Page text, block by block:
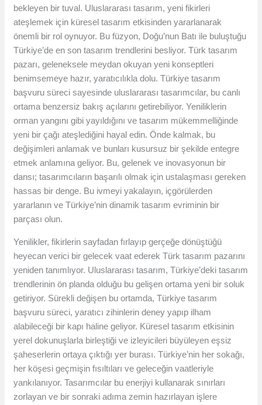
bekleyen bir tuval. Uluslararası tasarım, yeni fikirleri
ateşlemek için küresel tasarım etkisinden yararlanarak
önemli bir rol oynuyor. Bu füzyon, Doğu’nun Batı ile buluştuğu
Türkiye’de en son tasarım trendlerini besliyor. Türk tasarım
pazarı, geleneksele meydan okuyan yeni konseptleri
benimsemeye hazır, yaratıcılıkla dolu. Türkiye tasarım
başvuru süreci sayesinde uluslararası tasarımcılar, bu canlı
ortama benzersiz bakış açılarını getirebiliyor. Yeniliklerin
orman yangını gibi yayıldığını ve tasarım mükemmelliğinde
yeni bir çağı ateşlediğini hayal edin. Önde kalmak, bu
değişimleri anlamak ve bunları kusursuz bir şekilde entegre
etmek anlamına geliyor. Bu, gelenek ve inovasyonun bir
dansı; tasarımcıların başarılı olmak için ustalaşması gereken
hassas bir denge. Bu ivmeyi yakalayın, içgörülerden
yararlanın ve Türkiye’nin dinamik tasarım evriminin bir
parçası olun.
Yenilikler, fikirlerin sayfadan fırlayıp gerçeğe dönüştüğü
heyecan verici bir gelecek vaat ederek Türk tasarım pazarını
yeniden tanımlıyor. Uluslararası tasarım, Türkiye’deki tasarım
trendlerinin ön planda olduğu bu gelişen ortama yeni bir soluk
getiriyor. Sürekli değişen bu ortamda, Türkiye tasarım
başvuru süreci, yaratıcı zihinlerin deney yapıp ilham
alabileceği bir kapı haline geliyor. Küresel tasarım etkisinin
yerel dokunuşlarla birleştiği ve izleyicileri büyüleyen eşsiz
şaheserlerin ortaya çıktığı yer burası. Türkiye’nin her sokağı,
her köşesi geçmişin fısıltıları ve geleceğin vaatleriyle
yankılanıyor. Tasarımcılar bu enerjiyi kullanarak sınırları
zorlayan ve bir sonraki adıma zemin hazırlayan işlere